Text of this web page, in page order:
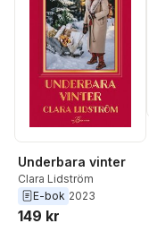
Underbara vinter
Clara Lidström
E-bok 2023
149 kr